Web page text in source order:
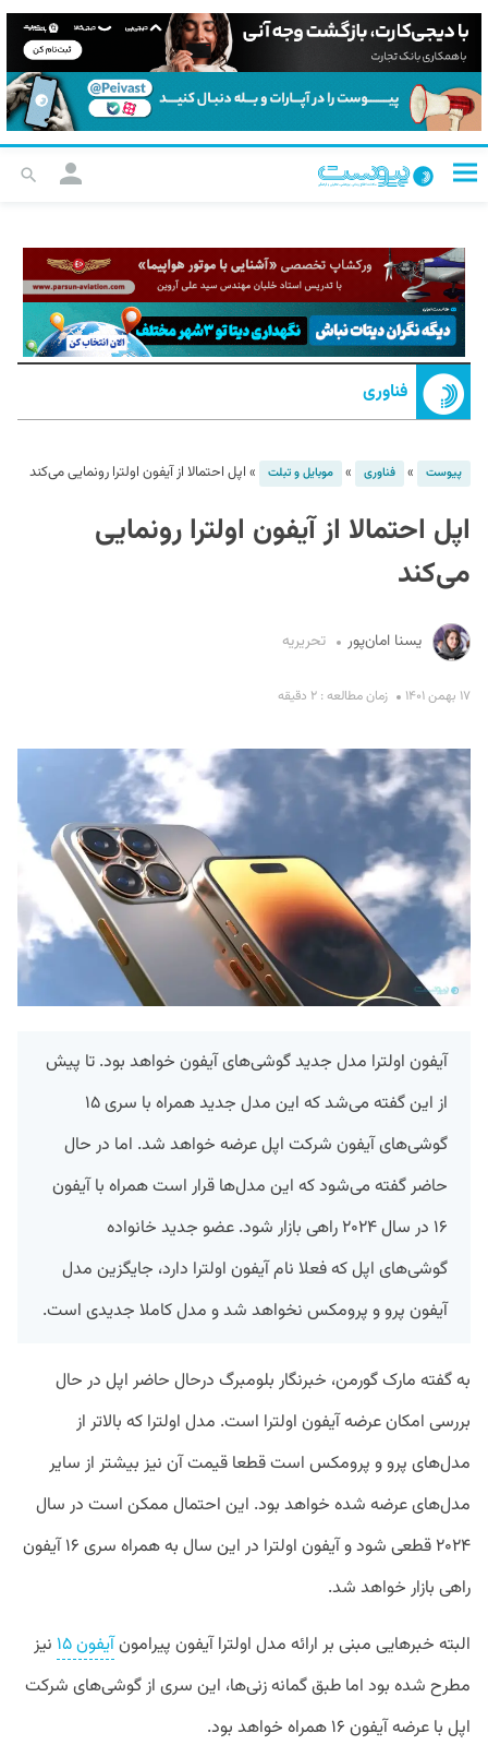
فناوری
پیوست » فناوری » موبایل و تبلت » اپل احتمالا از آیفون اولترا رونمایی می‌کند
اپل احتمالا از آیفون اولترا رونمایی
می‌کند
یسنا امان‌پور تحریریه
۱۷ بهمن ۱۴۰۱ زمان مطالعه : ۲ دقیقه
آیفون اولترا مدل جدید گوشی‌های آیفون خواهد بود. تا پیش
از این گفته می‌شد که این مدل جدید همراه با سری ۱۵
گوشی‌های آیفون شرکت اپل عرضه خواهد شد. اما در حال
حاضر گفته می‌شود که این مدل‌ها قرار است همراه با آیفون
۱۶ در سال ۲۰۲۴ راهی بازار شود. عضو جدید خانواده
گوشی‌های اپل که فعلا نام آیفون اولترا دارد، جایگزین مدل
آیفون پرو و پرومکس نخواهد شد و مدل کاملا جدیدی است.
به گفته مارک گورمن، خبرنگار بلومبرگ درحال حاضر اپل در حال
بررسی امکان عرضه آیفون اولترا است. مدل اولترا که بالاتر از
مدل‌های پرو و پرومکس است قطعا قیمت آن نیز بیشتر از سایر
مدل‌های عرضه شده خواهد بود. این احتمال ممکن است در سال
۲۰۲۴ قطعی شود و آیفون اولترا در این سال به همراه سری ۱۶ آیفون
راهی بازار خواهد شد.
البته خبرهایی مبنی بر ارائه مدل اولترا آیفون پیرامونآیفون ۱۵
نیز
مطرح شده بود اما طبق گمانه زنی‌ها، این سری از گوشی‌های شرکت
اپل با عرضه آیفون ۱۶ همراه خواهد بود.